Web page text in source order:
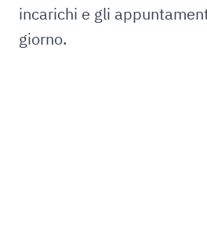
incarichi e gli
giorno.